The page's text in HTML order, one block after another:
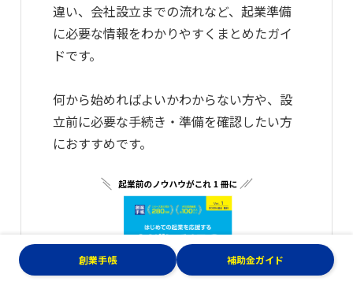
違い、会社設立までの流れなど、起業準備
に必要な情報をわかりやすくまとめたガイ
ドです。
何から始めればよいかわからない方や、設
立前に必要な手続き・準備を確認したい方
におすすめです。
創業手帳 補助金ガイド